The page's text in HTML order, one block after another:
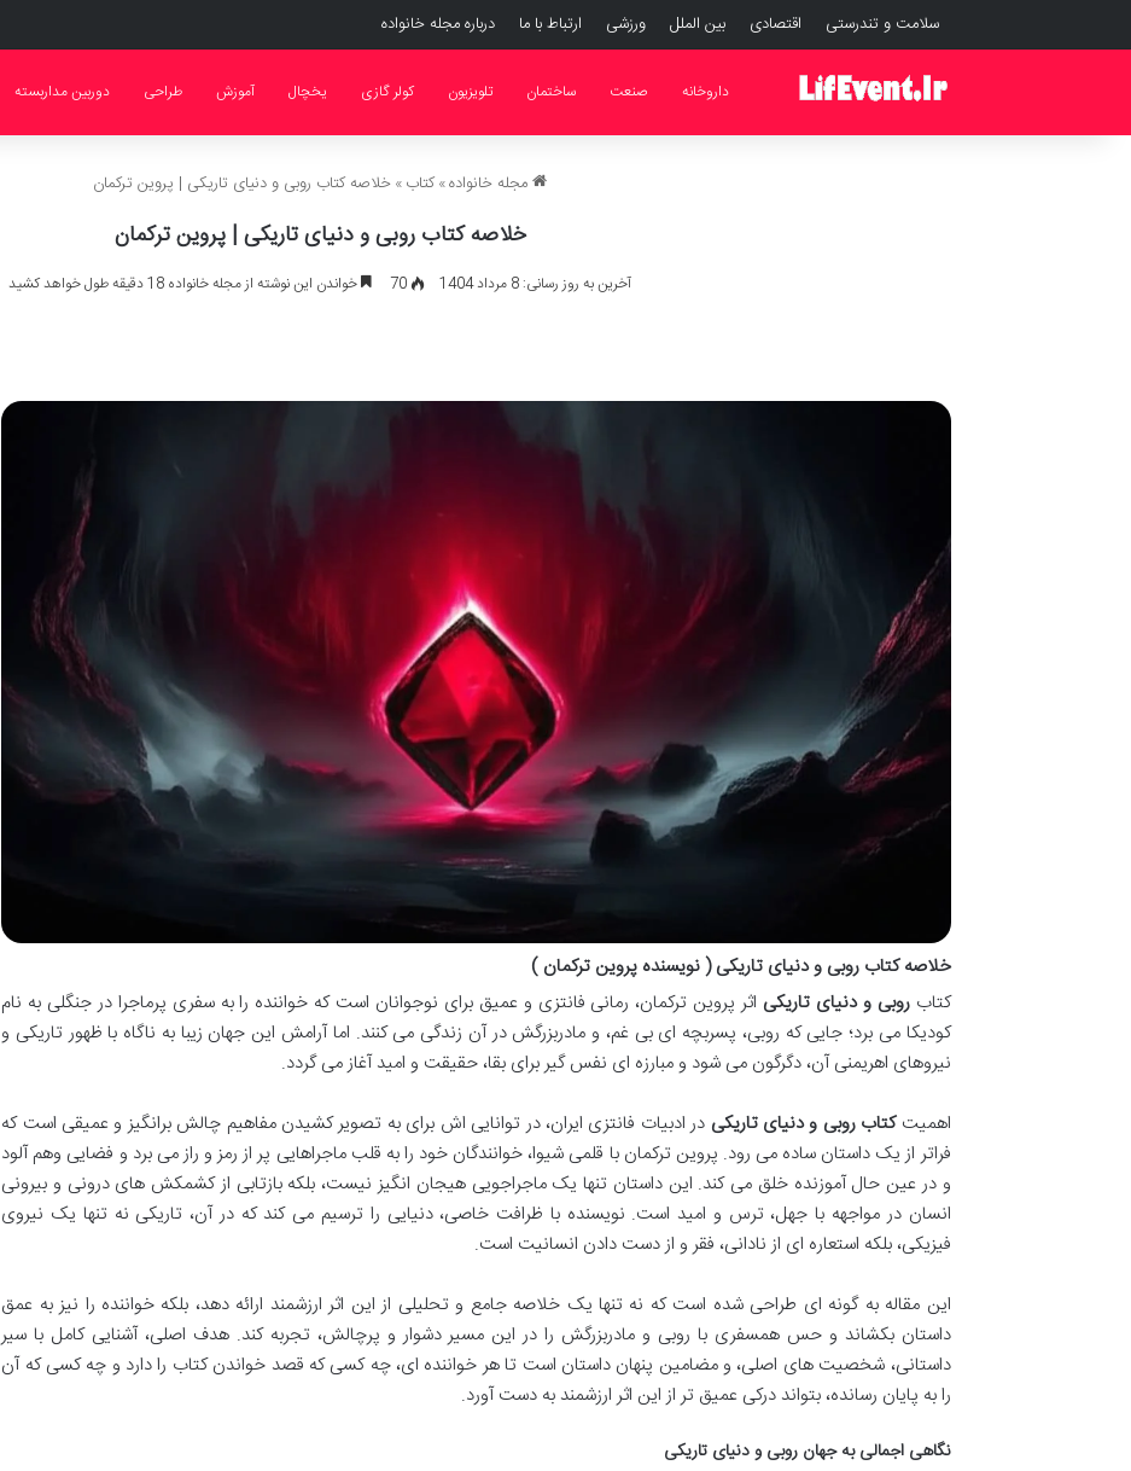
سلامت و تندرستی اقتصادی بین الملل ورزشی ارتباط با ما درباره مجله خانواده
داروخانه صنعت ساختمان تلویزیون کولر گازی یخچال آموزش طراحی دوربین مداربسته
مجله خانواده»کتاب»خلاصه کتاب روبی و دنیای تاریکی | پروین ترکمان
خلاصه کتاب روبی و دنیای تاریکی | پروین ترکمان
آخرین به روز رسانی: 8 مرداد 1404 70 خواندن این نوشته از مجله خانواده 18 دقیقه طول خواهد کشید
خلاصه کتاب روبی و دنیای تاریکی ( نویسنده پروین ترکمان )
کتابروبی و دنیای تاریکی اثر پروین ترکمان، رمانی فانتزی و عمیق برای نوجوانان است که خواننده را به سفری پرماجرا در جنگلی به نام
کودیکا می برد؛ جایی که روبی، پسربچه ای بی غم، و مادربزرگش در آن زندگی می کنند. اما آرامش این جهان زیبا به ناگاه با ظهور تاریکی و
نیروهای اهریمنی آن، دگرگون می شود و مبارزه ای نفس گیر برای بقا، حقیقت و امید آغاز می گردد.
اهمیتکتاب روبی و دنیای تاریکی در ادبیات فانتزی ایران، در توانایی اش برای به تصویر کشیدن مفاهیم چالش برانگیز و عمیقی است که
فراتر از یک داستان ساده می رود. پروین ترکمان با قلمی شیوا، خوانندگان خود را به قلب ماجراهایی پر از رمز و راز می برد و فضایی وهم آلود
و در عین حال آموزنده خلق می کند. این داستان تنها یک ماجراجویی هیجان انگیز نیست، بلکه بازتابی از کشمکش های درونی و بیرونی
انسان در مواجهه با جهل، ترس و امید است. نویسنده با ظرافت خاصی، دنیایی را ترسیم می کند که در آن، تاریکی نه تنها یک نیروی
فیزیکی، بلکه استعاره ای از نادانی، فقر و از دست دادن انسانیت است.
این مقاله به گونه ای طراحی شده است که نه تنها یک خلاصه جامع و تحلیلی از این اثر ارزشمند ارائه دهد، بلکه خواننده را نیز به عمق
داستان بکشاند و حس همسفری با روبی و مادربزرگش را در این مسیر دشوار و پرچالش، تجربه کند. هدف اصلی، آشنایی کامل با سیر
داستانی، شخصیت های اصلی، و مضامین پنهان داستان است تا هر خواننده ای، چه کسی که قصد خواندن کتاب را دارد و چه کسی که آن
را به پایان رسانده، بتواند درکی عمیق تر از این اثر ارزشمند به دست آورد.
نگاهی اجمالی به جهان روبی و دنیای تاریکی